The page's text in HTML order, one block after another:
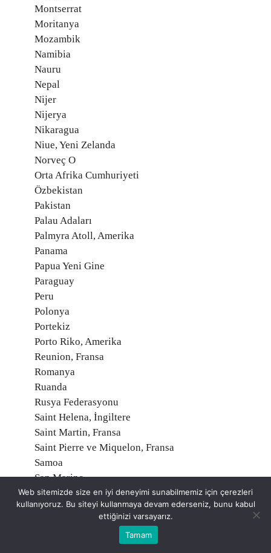
Montserrat
Moritanya
Mozambik
Namibia
Nauru
Nepal
Nijer
Nijerya
Nikaragua
Niue, Yeni Zelanda
Norveç O
Orta Afrika Cumhuriyeti
Özbekistan
Pakistan
Palau Adaları
Palmyra Atoll, Amerika
Panama
Papua Yeni Gine
Paraguay
Peru
Polonya
Portekiz
Porto Riko, Amerika
Reunion, Fransa
Romanya
Ruanda
Rusya Federasyonu
Saint Helena, İngiltere
Saint Martin, Fransa
Saint Pierre ve Miquelon, Fransa
Samoa
San Marino
Santa Kitts ve Nevis
Santa Lucia
Santa Vincent ve Grenadinler
Web sitemizde size en iyi deneyimi sunabilmemiz için çerezleri
kullanıyoruz. Bu siteyi kullanmaya devam ederseniz, bunu kabul
ettiğinizi varsayarız.
Tamam